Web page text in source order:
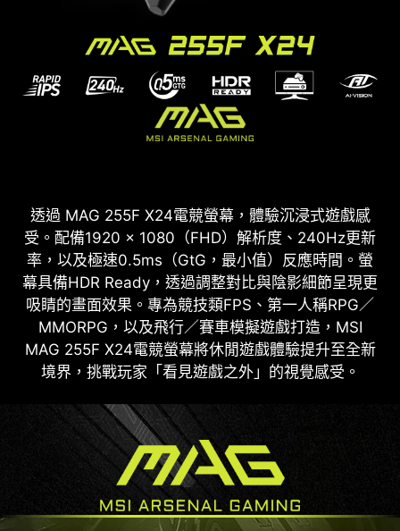
透過 MAG 255F X24電競螢幕，體驗沉浸式遊戲感
受。配備1920 × 1080（FHD）解析度、240Hz更新
率，以及極速0.5ms（GtG，最小值）反應時間。螢
幕具備HDR Ready，透過調整對比與陰影細節呈現更
吸睛的畫面效果。專為競技類FPS、第一人稱RPG／
MMORPG，以及飛行／賽車模擬遊戲打造，MSI
MAG 255F X24電競螢幕將休閒遊戲體驗提升至全新
境界，挑戰玩家「看見遊戲之外」的視覺感受。